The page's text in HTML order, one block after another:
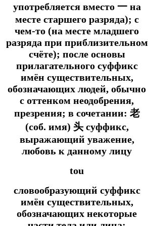
употребляется вместо 一 на
месте старшего разряда); с
чем-то (на месте младшего
разряда при приблизительном
счёте); после основы
прилагательного суффикс
имён существительных,
обозначающих людей, обычно
с оттенком неодобрения,
презрения; в сочетании: 老
(соб. имя) 头 суффикс,
выражающий уважение,
любовь к данному лицу
tou
словообразующий суффикс
имён существительных,
обозначающих некоторые